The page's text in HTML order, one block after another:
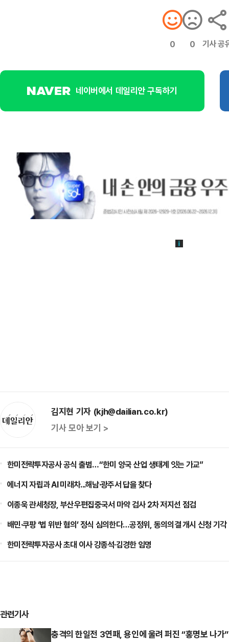
0 0 기사 공
네이버에서 데일리안 구독하기
김지현 기자 (kjh@dailian.co.kr)
기사 모아 보기 >
한미전략투자공사 공식 출범…“한미 양국 산업 생태계 잇는 가교”
에너지 자립과 AI 미래차...해남·광주서 답을 찾다
이종욱 관세청장, 부산우편집중국서 마약 검사 2차 저지선 점검
배민·쿠팡 ‘법 위반 혐의’ 정식 심의한다…공정위, 동의의결 개시 신청 기각
한미전략투자공사 초대 이사 강종석·김경한 임명
관련기사
충격의 한일전 3연패, 용인에 울려 퍼진 “홍명보 나가”